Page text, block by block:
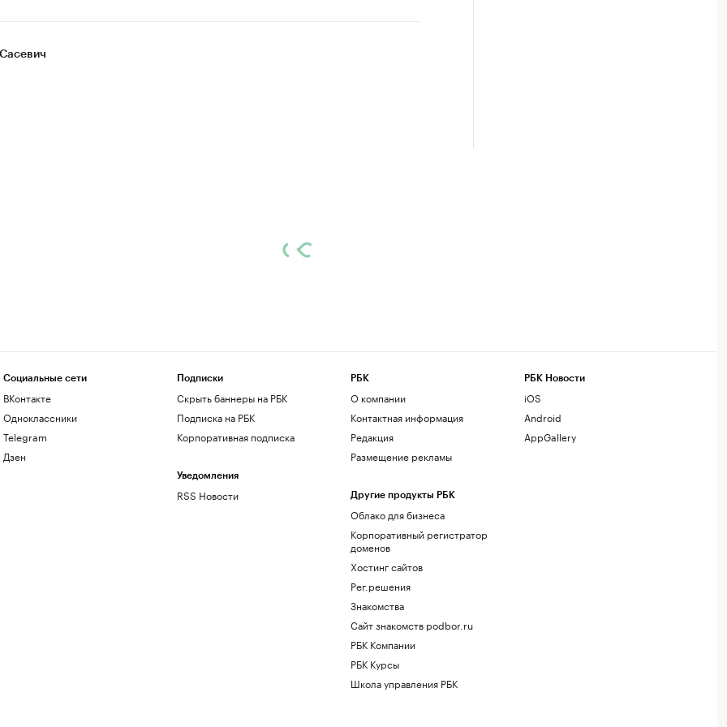
Социальные сети
ВКонтакте
Одноклассники
Telegram
Дзен
Подписки
Скрыть баннеры на РБК
Подписка на РБК
Корпоративная подписка
Уведомления
RSS Новости
РБК
О компании
Контактная информация
Редакция
Размещение рекламы
Другие продукты РБК
Облако для бизнеса
Корпоративный регистратор
доменов
Хостинг сайтов
Рег.решения
Знакомства
Сайт знакомств podbor.ru
РБК Компании
РБК Курсы
Школа управления РБК
РБК Новости
iOS
Android
AppGallery